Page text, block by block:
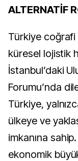
ALTERNATİF
Türkiye coğrafi
küresel lojistik
İstanbul’daki
Forumu’nda
Türkiye,
ülkeye ve
imkanına
ekonomik